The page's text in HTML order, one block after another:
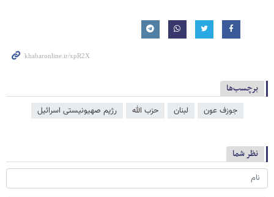
برچسب‌ها
جوزف عون لبنان حزب الله رژیم صهیونیستی اسرائیل
نظر شما